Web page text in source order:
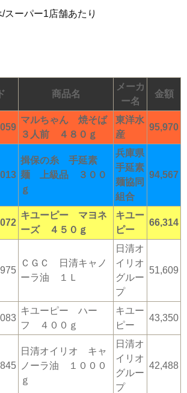
ーパー1店舗あたり
商品名
メーカ
ー名
金額
マルちゃん 焼そば
３人前 ４８０ｇ
東洋水
産
95,970
揖保の糸 手延素
麺 上級品 ３００
ｇ
兵庫県
手延素
麺協同
組合
94,567
キユーピー マヨネ
ーズ ４５０ｇ
キユー
ピー
66,314
ＣＧＣ 日清キャノ
ーラ油 １Ｌ
日清オ
イリオ
グルー
プ
51,609
キユーピー ハー
フ ４００ｇ
キユー
ピー
43,350
日清オイリオ キャ
ノーラ油 １０００
ｇ
日清オ
イリオ
グルー
プ
42,488